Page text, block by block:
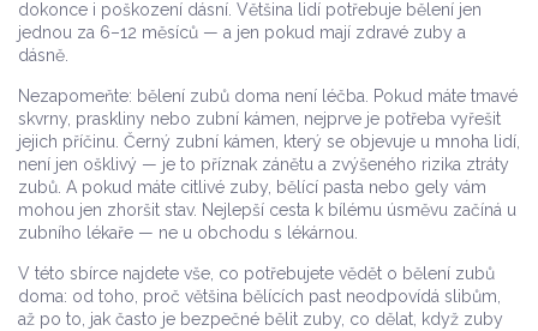
dokonce i poškození dásní. Většina lidí potřebuje bělení jen
jednou za 6–12 měsíců — a jen pokud mají zdravé zuby a
dásně.
Nezapomeňte: bělení zubů doma není léčba. Pokud máte tmavé
skvrny, praskliny nebo zubní kámen, nejprve je potřeba vyřešit
jejich příčinu. Černý zubní kámen, který se objevuje u mnoha lidí,
není jen ošklivý — je to příznak zánětu a zvýšeného rizika ztráty
zubů. A pokud máte citlivé zuby, bělící pasta nebo gely vám
mohou jen zhoršit stav. Nejlepší cesta k bílému úsměvu začíná u
zubního lékaře — ne u obchodu s lékárnou.
V této sbírce najdete vše, co potřebujete vědět o bělení zubů
doma: od toho, proč většina bělících past neodpovídá slibům,
až po to, jak často je bezpečné bělit zuby, co dělat, když zuby